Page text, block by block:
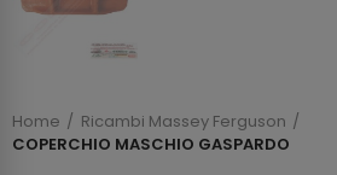
Home
Ricambi Massey Ferguson
COPERCHIO MASCHIO GASPARDO